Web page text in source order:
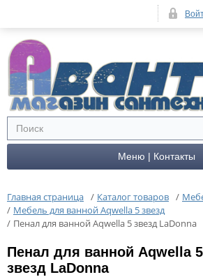
Меню | Контакты
Главная страница / Каталог товаров /
/ Мебель для ванной Aqwella 5 звезд
/ Пенал для ванной Aqwella 5 звезд LaDonna
Пенал для ванной Aqwella 5
звезд LaDonna